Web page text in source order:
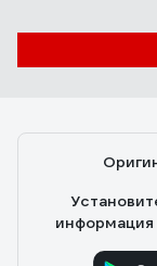
информация